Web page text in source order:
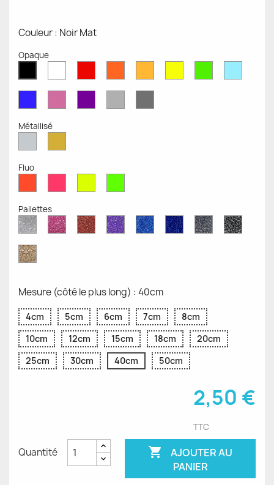
Couleur : Noir Mat
Opaque
Mat
Mat
Mat
Mat
Mate
OpaqueMat
Opaque
Mat
Mat
Mat
Clair
Foncé
Métallisé
MétalliséMétallique
Fluo
Fluo
Fluo
Fluo
Fluo
Pailettes
Diamant
Scintillant
Paillettes
Roses
Paillettes
Rouges
Paillettes
Violettes
Saphir
Bleu
Paillettes
Bleu
Gris
PailletéNoires
Paillettes
d'Or
Mesure (côté le plus long) : 40cm
4cm 5cm 6cm 7cm
8cm
10cm
12cm 15cm 18cm
20cm
25cm
30cm 40cm 50cm
2,50 €
TTC
Quantité 
AJOUTER AU
PANIER